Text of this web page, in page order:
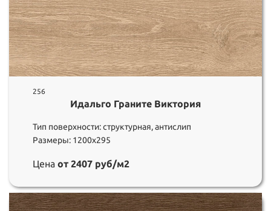
256
Идальго Граните Виктория
Тип поверхности: структурная, антислип
Размеры: 1200х295
Цена от 2407 руб/м2